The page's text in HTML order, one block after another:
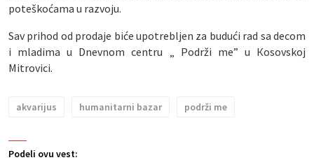
Podeli ovu vest:
poteškoćama u razvoju.
Sav prihod od prodaje biće upotrebljen za budući rad sa decom
i mladima u Dnevnom centru „ Podrži me” u Кosovskoj
Mitrovici.
akvarijus humanitarni bazar podrži me